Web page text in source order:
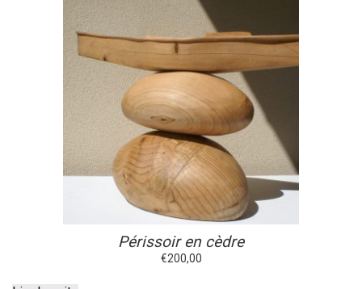
Périssoir en cèdre
€200,00